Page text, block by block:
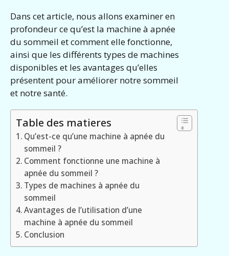
Dans cet article, nous allons examiner en
profondeur ce qu’est la machine à apnée
du sommeil et comment elle fonctionne,
ainsi que les différents types de machines
disponibles et les avantages qu’elles
présentent pour améliorer notre sommeil
et notre santé.
Table des matieres
Qu’est-ce qu’une machine à apnée du
sommeil ?
Comment fonctionne une machine à
apnée du sommeil ?
Types de machines à apnée du
sommeil
Avantages de l’utilisation d’une
machine à apnée du sommeil
Conclusion